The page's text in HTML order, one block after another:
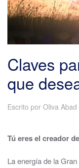
Claves
que
Escrito por Oliva Abad
Tú eres el creador
La energía de la